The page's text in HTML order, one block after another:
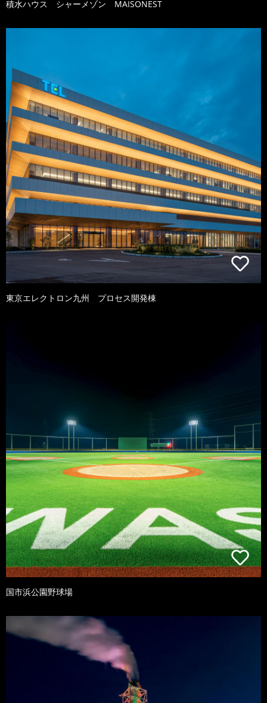
積水ハウス シャーメゾン MAISONEST
東京エレクトロン九州 プロセス開発棟
国市浜公園野球場